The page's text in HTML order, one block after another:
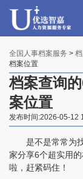
全国人事档案服务 >
档案位置
档案查询
案位置
发布时间:2026-05-12
是不是常常为找
家分享6个超实用
啦，赶紧码住！